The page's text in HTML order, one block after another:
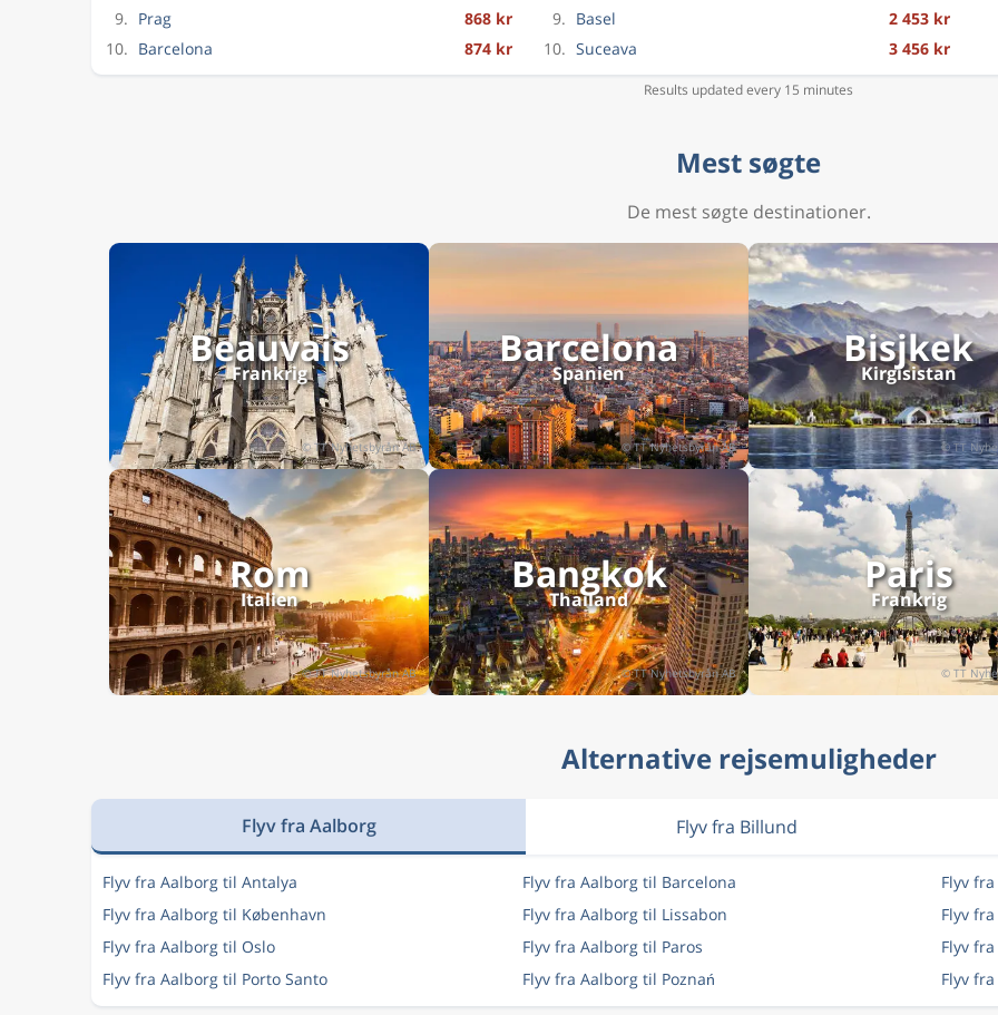
9. Prag
868 kr
10. Barcelona 874 kr
9. Basel
2 453 kr
10. Suceava 3 456 kr
Results updated every 15 minutes
Mest søgte
De mest søgte destinationer.
Beauvais
Frankrig
Barcelona
Spanien
Bisjkek
Kirgisistan
Rom
Italien
Bangkok
Thailand
Paris
Frankrig
Alternative rejsemuligheder
Flyv fra Aalborg Flyv fra Billund
Flyv fra Aalborg til Antalya Flyv fra Aalborg til Barcelona
Flyv
Flyv fra Aalborg til København
Flyv fra Aalborg til Lissabon
Flyv
Flyv fra Aalborg til Oslo
Flyv fra Aalborg til Paros
Flyv
Flyv fra Aalborg til Porto Santo
Flyv fra Aalborg til Poznań Flyv